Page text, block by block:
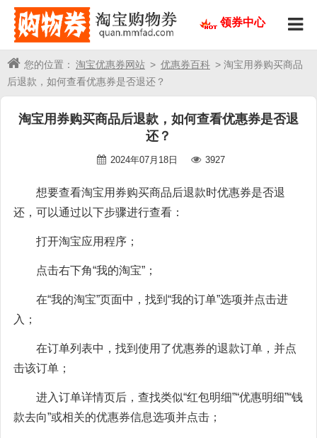
领券中心
您的位置： 淘宝优惠券网站 > 优惠券百科 > 淘宝用券购买商品
后退款，如何查看优惠券是否退还？
淘宝用券购买商品后退款，如何查看优惠券是否退
还？
2024年07月18日 3927
想要查看淘宝用券购买商品后退款时优惠券是否退
还，可以通过以下步骤进行查看：
打开淘宝应用程序；
点击右下角“我的淘宝”；
在“我的淘宝”页面中，找到“我的订单”选项并点击进
入；
在订单列表中，找到使用了优惠券的退款订单，并点
击该订单；
进入订单详情页后，查找类似“红包明细”“优惠明细”“钱
款去向”或相关的优惠券信息选项并点击；